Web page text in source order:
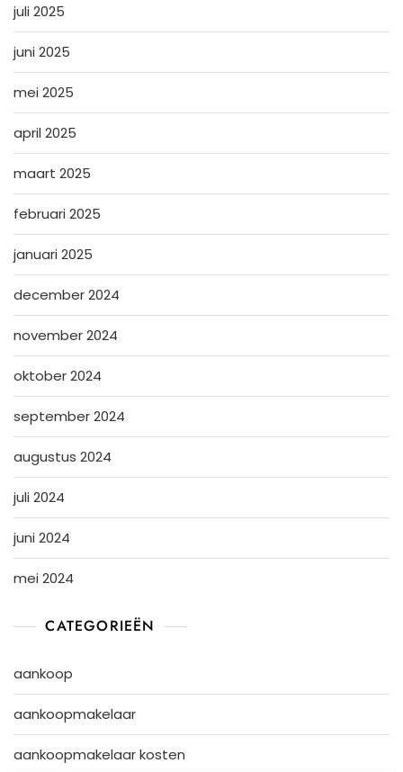
juli 2025
juni 2025
mei 2025
april 2025
maart 2025
februari 2025
januari 2025
december 2024
november 2024
oktober 2024
september 2024
augustus 2024
juli 2024
juni 2024
mei 2024
CATEGORIEËN
aankoop
aankoopmakelaar
aankoopmakelaar kosten